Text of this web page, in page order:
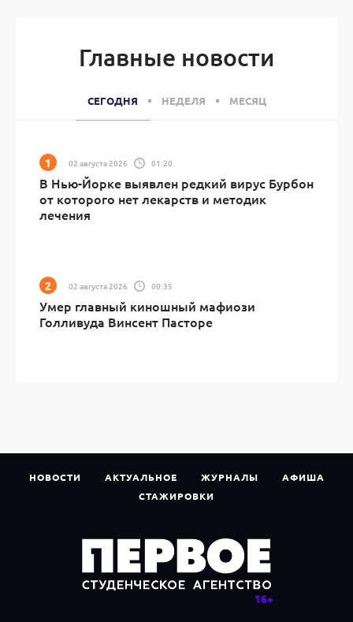
Главные новости
СЕГОДНЯ НЕДЕЛЯ МЕСЯЦ
02 августа 2026 01:20
В Нью-Йорке выявлен редкий вирус Бурбон
от которого нет лекарств и методик
лечения
02 августа 2026 00:35
Умер главный киношный мафиози
Голливуда Винсент Пасторе
НОВОСТИ АКТУАЛЬНОЕ ЖУРНАЛЫ
АФИША
СТАЖИРОВКИ